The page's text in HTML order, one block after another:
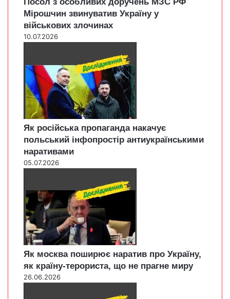
Мірошчин звинуватив Україну у
військових злочинах
10.07.2026
Як російська пропаганда накачує
польський інфопростір антиукраїнськими
наративами
05.07.2026
Як москва поширює наратив про Україну,
як країну-терориста, що не прагне миру
26.06.2026